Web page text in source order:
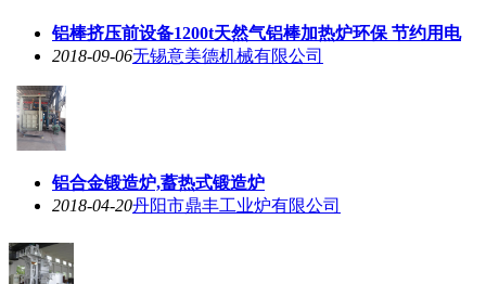
铝棒挤压前设备1200t天然气铝棒加热炉环保 节约用电
2018-09-06无锡意美德机械有限公司
铝合金锻造炉,蓄热式锻造炉
2018-04-20丹阳市鼎丰工业炉有限公司